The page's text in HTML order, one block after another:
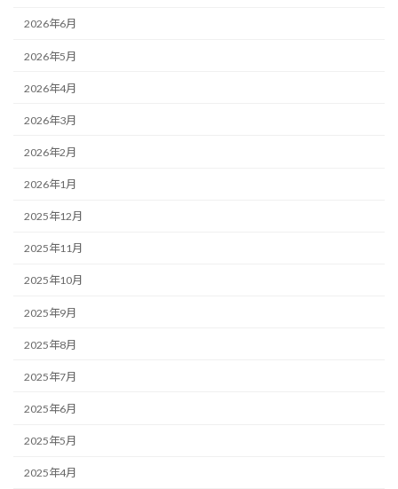
2026年6月
2026年5月
2026年4月
2026年3月
2026年2月
2026年1月
2025年12月
2025年11月
2025年10月
2025年9月
2025年8月
2025年7月
2025年6月
2025年5月
2025年4月